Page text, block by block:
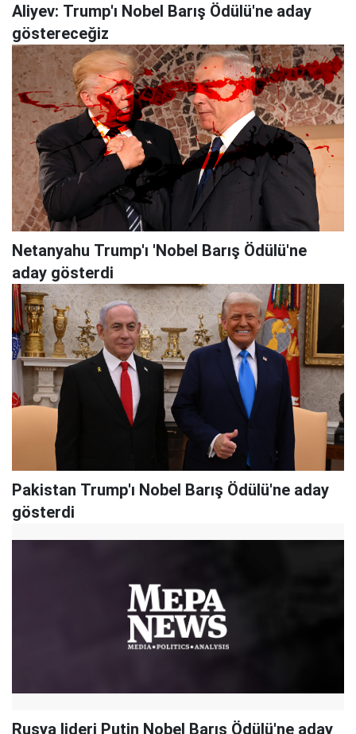
Aliyev: Trump'ı Nobel Barış Ödülü'ne aday
göstereceğiz
Netanyahu Trump'ı 'Nobel Barış Ödülü'ne
aday gösterdi
Pakistan Trump'ı Nobel Barış Ödülü'ne aday
gösterdi
Rusya lideri Putin Nobel Barış Ödülü'ne aday